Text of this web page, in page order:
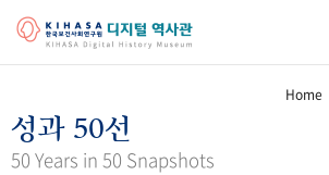
걸어온 길 기관 변천사
Home
성과 50선
50 Years in 50 Snapshots